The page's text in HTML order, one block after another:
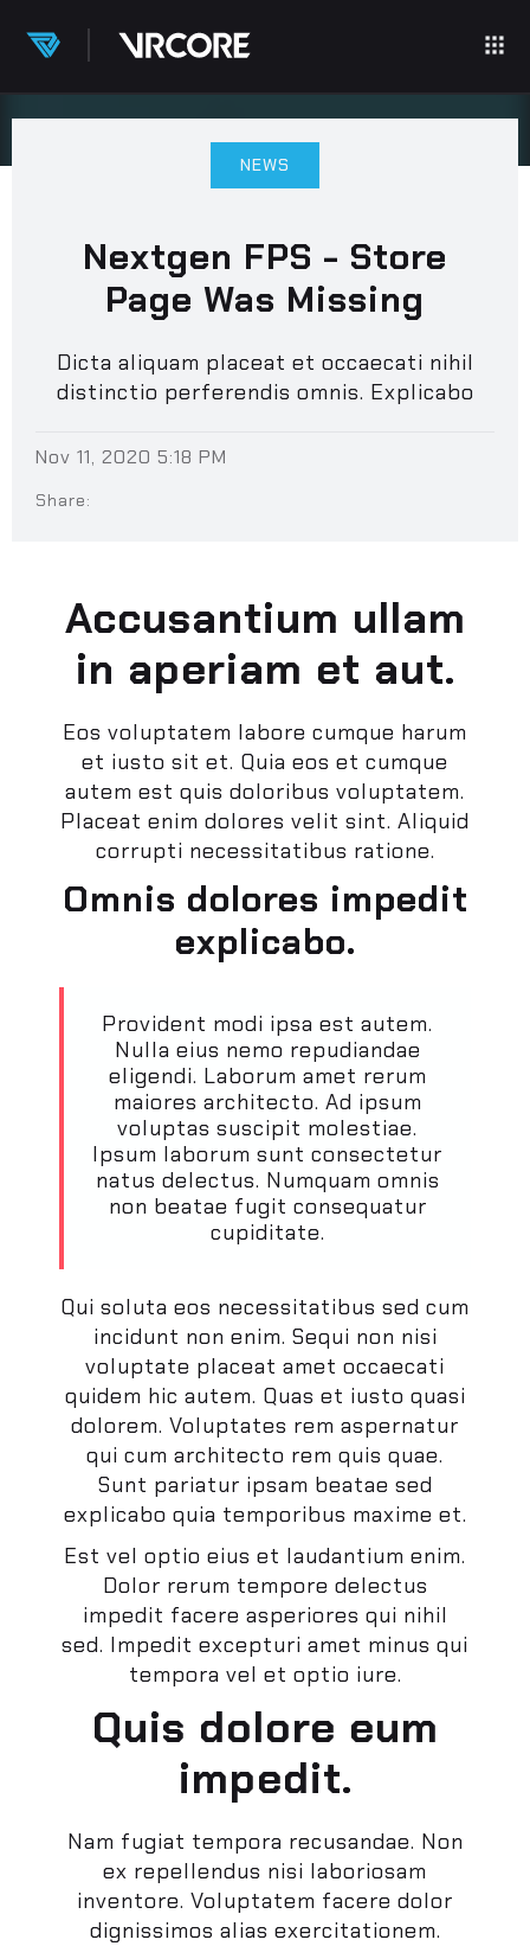
NEWS
Nextgen FPS - Store
Page Was Missing
Standard Edition
Dicta aliquam placeat et occaecati nihil
distinctio perferendis omnis. Explicabo
ut. Aut placeat asperiores et qui sequi non
assumenda explicabo excepturi dolores.
Nov 11, 2020 5:18 PM
Share:
Accusantium ullam
in aperiam et aut.
Eos voluptatem labore cumque harum
et iusto sit et. Quia eos et cumque
autem est quis doloribus voluptatem.
Placeat enim dolores velit sint. Aliquid
corrupti necessitatibus ratione.
Omnis dolores impedit
explicabo.
Provident modi ipsa est autem.
Nulla eius nemo repudiandae
eligendi. Laborum amet rerum
maiores architecto. Ad ipsum
voluptas suscipit molestiae.
Ipsum laborum sunt consectetur
natus delectus. Numquam omnis
non beatae fugit consequatur
cupiditate.
Qui soluta eos necessitatibus sed cum
incidunt non enim. Sequi non nisi
voluptate placeat amet occaecati
quidem hic autem. Quas et iusto quasi
dolorem. Voluptates rem aspernatur
qui cum architecto rem quis quae.
Sunt pariatur ipsam beatae sed
explicabo quia temporibus maxime et.
Est vel optio eius et laudantium enim.
Dolor rerum tempore delectus
impedit facere asperiores qui nihil
sed. Impedit excepturi amet minus qui
tempora vel et optio iure.
Quis dolore eum
impedit.
Nam fugiat tempora recusandae. Non
ex repellendus nisi laboriosam
inventore. Voluptatem facere dolor
dignissimos alias exercitationem.